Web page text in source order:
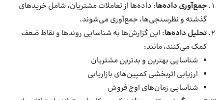
جمع‌آوری داده‌ها: داده‌ها از تعاملات مشتریان، شامل خریدهای
گذشته و نظرسنجی‌ها، جمع‌آوری می‌شوند.
تحلیل داده‌ها: این گزارش‌ها به شناسایی روندها و نقاط ضعف
کمک می‌کنند، مانند:
شناسایی بهترین و بدترین مشتریان
ارزیابی اثربخشی کمپین‌های بازاریابی
شناسایی زمان‌های اوج فروش